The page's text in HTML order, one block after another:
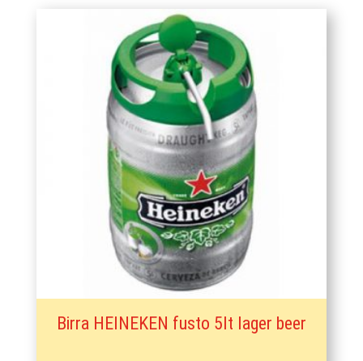
Birra HEINEKEN fusto 5lt lager beer